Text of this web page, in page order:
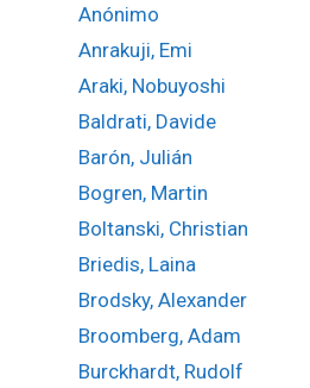
Anónimo
Anrakuji, Emi
Araki, Nobuyoshi
Baldrati, Davide
Barón, Julián
Bogren, Martin
Boltanski, Christian
Briedis, Laina
Brodsky, Alexander
Broomberg, Adam
Burckhardt, Rudolf